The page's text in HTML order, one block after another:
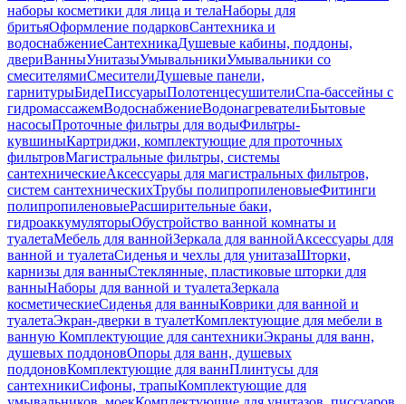
наборы косметики для лица и телаНаборы для
бритьяОформление подарковСантехника и
водоснабжениеСантехникаДушевые кабины, поддоны,
двериВанныУнитазыУмывальникиУмывальники со
смесителямиСмесителиДушевые панели,
гарнитурыБидеПиссуарыПолотенцесушителиСпа-бассейны с
гидромассажемВодоснабжениеВодонагревателиБытовые
насосыПроточные фильтры для водыФильтры-
кувшиныКартриджи, комплектующие для проточных
фильтровМагистральные фильтры, системы
сантехническиеАксессуары для магистральных фильтров,
систем сантехническихТрубы полипропиленовыеФитинги
полипропиленовыеРасширительные баки,
гидроаккумуляторыОбустройство ванной комнаты и
туалетаМебель для ваннойЗеркала для ваннойАксессуары для
ванной и туалетаСиденья и чехлы для унитазаШторки,
карнизы для ванныСтеклянные, пластиковые шторки для
ванныНаборы для ванной и туалетаЗеркала
косметическиеСиденья для ванныКоврики для ванной и
туалетаЭкран-дверки в туалетКомплектующие для мебели в
ванную Комплектующие для сантехникиЭкраны для ванн,
душевых поддоновОпоры для ванн, душевых
поддоновКомплектующие для ваннПлинтусы для
сантехникиСифоны, трапыКомплектующие для